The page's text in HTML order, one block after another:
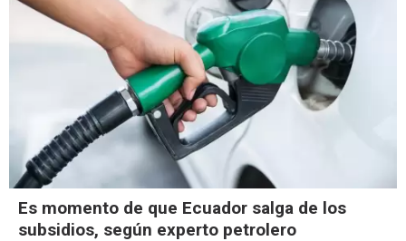
Es momento de que Ecuador salga de los
subsidios, según experto petrolero